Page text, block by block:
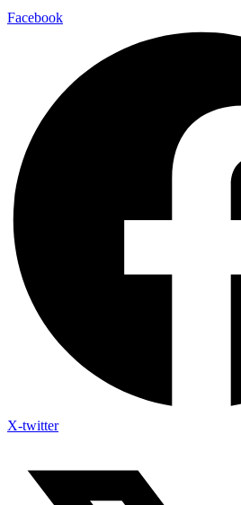
Facebook
X-twitter